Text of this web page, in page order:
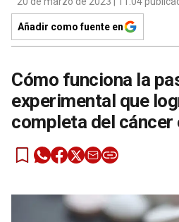
Añadir como fuente en
Cómo funciona la
experimental que
completa del cáncer